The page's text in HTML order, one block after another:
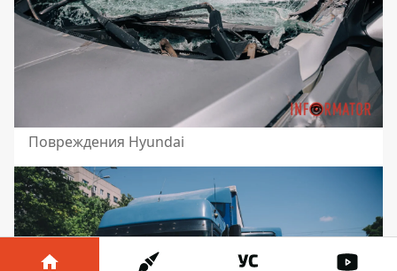
Повреждения Hyundai